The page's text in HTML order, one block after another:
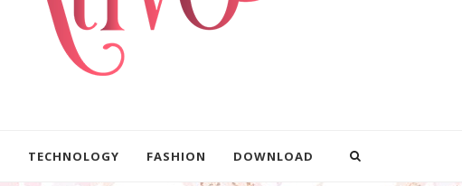
TECHNOLOGY FASHION DOWNLOAD